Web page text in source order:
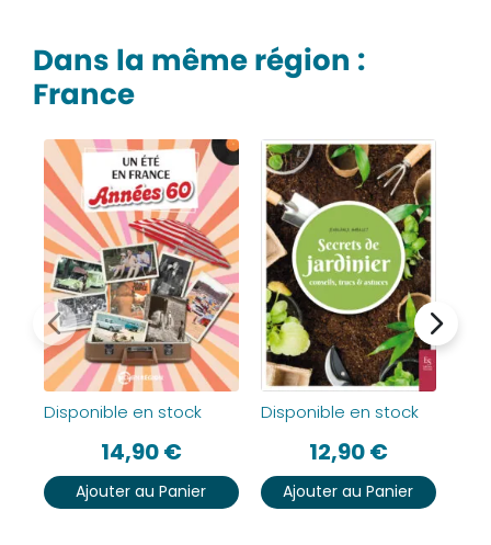
Dans la même région :
France
Disponible en stock
14,90€
Ajouter au Panier
Disponible en stock
12,90€
Ajouter au Panier